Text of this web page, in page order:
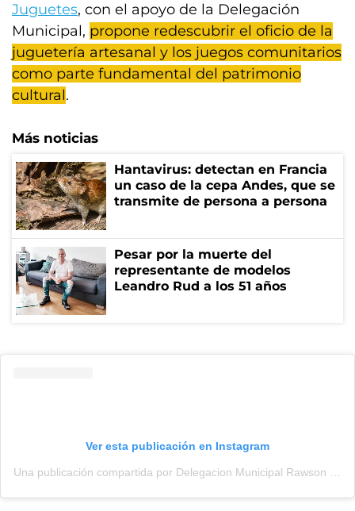
Juguetes, con el apoyo de la Delegación
Municipal, propone redescubrir el oficio de la
juguetería artesanal y los juegos comunitarios
como parte fundamental del patrimonio
cultural.
Más noticias
Hantavirus: detectan en Francia
un caso de la cepa Andes, que se
transmite de persona a persona
Pesar por la muerte del
representante de modelos
Leandro Rud a los 51 años
Ver esta publicación en Instagram